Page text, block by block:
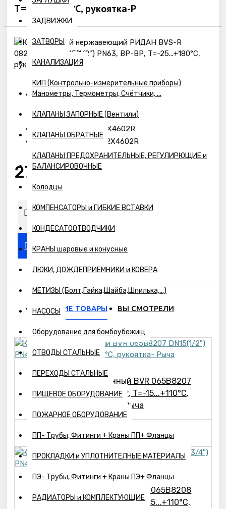
ЗАДВИЖКИ
ЗАТВОРЫ
КАНАЛИЗАЦИЯ
КИП (Контрольно-измерительные приборы)
Манометры, Термометры, Счётчики, ...
КЛАПАНЫ ЗАПОРНЫЕ (Вентили)
КЛАПАНЫ ОБРАТНЫЕ
КЛАПАНЫ ПРЕДОХРАНИТЕЛЬНЫЕ, РЕГУЛИРЮЩИЕ и
БАЛАНСИРОВОЧНЫЕ
Колодцы
КОМПЕНСАТОРЫ и ГИБКИЕ ВСТАВКИ
КОНДЕСАТООТВОДЧИКИ
КРАНЫ шаровые и конусные
ЛЮКИ, ДОЖДЕПРИЕМНИКИ и КОВЕРА
МЕТИЗЫ (Болт,Гайка,Шайба,Шпилька,...)
НАСОСЫ
Оборудование для бомбоубежищ
ОТВОДЫ СТАЛЬНЫЕ
ПЕРЕХОДЫ СТАЛЬНЫЕ
ПИЩЕВОЕ ОБОРУДОВАНИЕ
ПОЖАРНОЕ ОБОРУДОВАНИЕ
ПП- Трубы, Фитинги + Краны ПП+ Фланцы
ПРОКЛАДКИ и УПЛОТНИТЕЛНЫЕ МАТЕРИАЛЫ
ПЭ- Трубы, Фитинги + Краны ПЭ+ Фланцы
РАДИАТОРЫ и КОМПЛЕКТУЮЩИЕ
Т=-25...+180°С, рукоятка-Р
Предзаказ
BVS-R 082X4602R
BVS-R 082X4602R
2720р.
ПОХОЖИЕ ТОВАРЫ ВЫ СМОТРЕЛИ
Кран шаровой латунный BVR 065B8207
DN15(1/2") PN40, ВР-ВР, Т=-15...+110°С,
рукоятка- Рыча
Кран шаровой латунный BVR 065B8208
DN20(3/4") PN40, ВР-ВР, Т=-15...+110°С,